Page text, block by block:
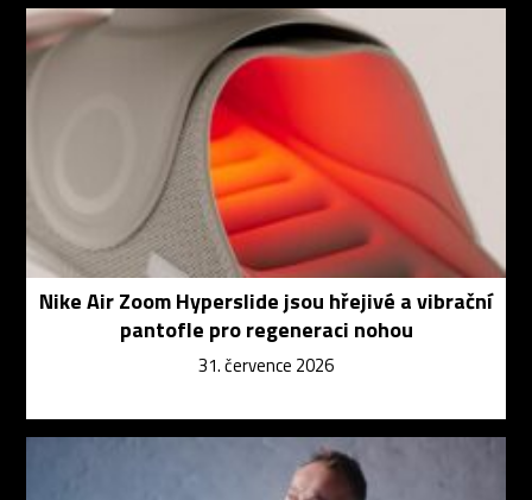
Nike Air Zoom Hyperslide jsou hřejivé a vibrační
pantofle pro regeneraci nohou
31. července 2026